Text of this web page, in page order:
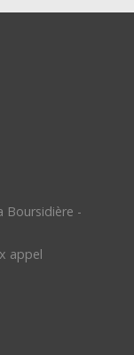
Boursidière -
appel